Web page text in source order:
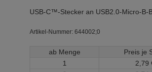
USB-C™-Stecker an USB2.0-Micro-B-
Artikel-Nummer: 644002;0
ab Menge
Preis je
1
2, 79